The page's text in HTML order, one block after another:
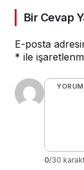
Bir Cevap
E-posta
* ile
0/30